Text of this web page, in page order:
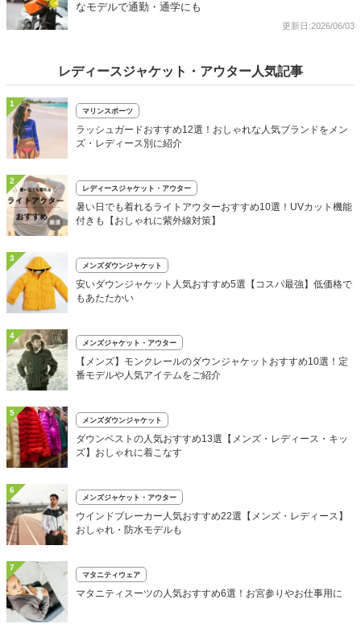
なモデルで通勤・通学にも
更新日:2026/06/03
レディースジャケット・アウター人気記事
1
マリンスポーツ
ラッシュガードおすすめ12選！おしゃれな人気ブランドをメン
ズ・レディース別に紹介
2
レディースジャケット・アウター
暑い日でも着れるライトアウターおすすめ10選！UVカット機能
付きも【おしゃれに紫外線対策】
3
メンズダウンジャケット
安いダウンジャケット人気おすすめ5選【コスパ最強】低価格で
もあたたかい
4
メンズジャケット・アウター
【メンズ】モンクレールのダウンジャケットおすすめ10選！定
番モデルや人気アイテムをご紹介
5
メンズダウンジャケット
ダウンベストの人気おすすめ13選【メンズ・レディース・キッ
ズ】おしゃれに着こなす
6
メンズジャケット・アウター
ウインドブレーカー人気おすすめ22選【メンズ・レディース】
おしゃれ・防水モデルも
7
マタニティウェア
マタニティスーツの人気おすすめ6選！お宮参りやお仕事用に